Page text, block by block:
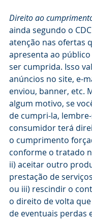
Direito ao
ainda segundo o
atenção nas ofertas
apresenta ao
ser cumprida. Isso
anúncios no site, e-
enviou, banner, etc.
algum motivo, se
de cumpri-la,
consumidor terá
o cumprimento
conforme o tratado
ii) aceitar outro
prestação de
ou iii) rescindir o
o direito de volta
de eventuais perdas